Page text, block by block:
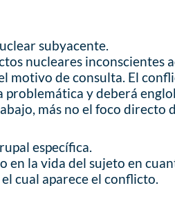
subyacente.
nucleares inconscientes
motivo de consulta. El
problemática y deberá
más no el foco directo
específica.
en la vida del sujeto en
cual aparece el conflicto.